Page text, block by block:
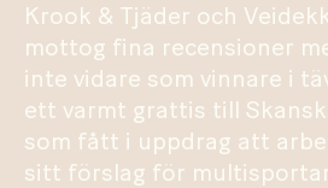
Krook & Tjäder och
mottog fina recensioner
inte vidare som vinnare i
ett varmt grattis till
som fått i uppdrag att
sitt förslag för